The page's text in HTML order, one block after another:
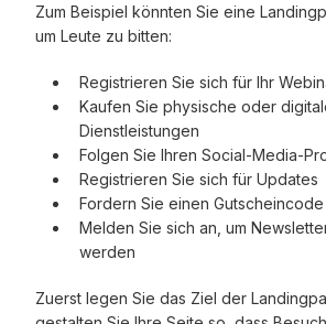
Zum Beispiel könnten Sie eine
um Leute zu bitten:
Registrieren Sie sich für Ihr
Kaufen Sie physische oder
Dienstleistungen
Folgen Sie Ihren Social-Media-
Registrieren Sie sich für Updates
Fordern Sie einen
Melden Sie sich an, um
werden
Zuerst legen Sie das Ziel der